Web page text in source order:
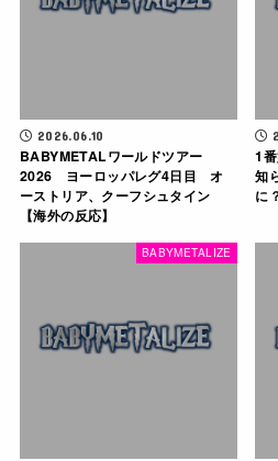
2026.06.10
BABYMETALワールドツアー
2026 ヨーロッパレグ4日目 オ
ーストリア、クーフシュタイン
【海外の反応】
1
知
に
BABYMETALIZE